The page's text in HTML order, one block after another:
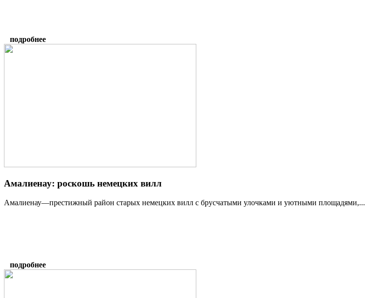
подробнее
Амалиенау: роскошь немецких вилл
Амалиенау—престижный район старых немецких вилл с брусчатыми улочками и уютными площадями,...
подробнее